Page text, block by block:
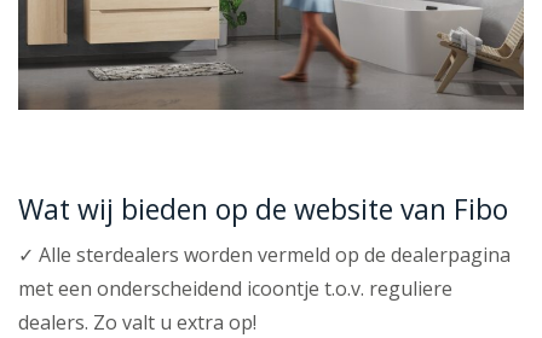
Wat wij bieden op de website van Fibo
✓ Alle sterdealers worden vermeld op de dealerpagina
met een onderscheidend icoontje t.o.v. reguliere
dealers. Zo valt u extra op!